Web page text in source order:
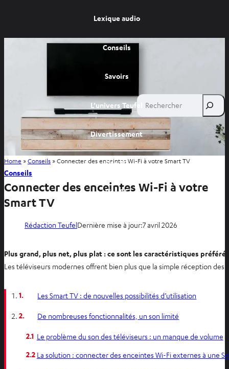
Lexique audio
Conseils
Savoirs
L’univers Teufel
Divertissement
Site FR
Site BE
Rechercher
Home »Conseils »Connecter des enceintes Wi-Fi à votre Smart TV
Conseils
Connecter des enceintes Wi-Fi à votre
Smart TV
Rédaction TeufelDernière mise à jour:7 avril 2026
Plus grand, plus net, plus plat : ce sont les caractéristiques
Les téléviseurs modernes offrent bien plus que la simple réception
1. Les Smart TV : de nouvelles possibilités d’utilisation
2. De nombreuses fonctionnalités, un son limité
2.1 Le problème du son des téléviseurs : un manque de volume
2.2 La solution : connecter des enceintes Wi-Fi externes à une